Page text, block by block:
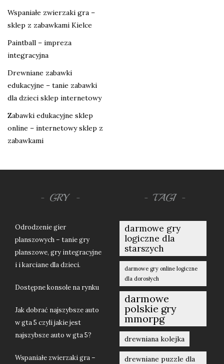
Wspaniałe zwierzaki gra –
sklep z zabawkami Kielce
Paintball – impreza
integracyjna
Drewniane zabawki
edukacyjne – tanie zabawki
dla dzieci sklep internetowy
Zabawki edukacyjne sklep
online – internetowy sklep z
zabawkami
GRY
Odrodzenie gier
planszowych – tanie gry
planszowe, gry integracyjne
i i karciane dla dzieci.
Dostępne konsole na rynku
Jak dobrać najszybsze auto
w gta 5 czyli jakie jest
najszybsze auto w gta 5?
Wspaniałe zwierzaki gra –
TAGI
darmowe gry
logiczne dla
starszych
darmowe gry online logiczne
dla dorosłych
darmowe
polskie gry
mmorpg
drewniana kolejka
drewniane puzzle dla